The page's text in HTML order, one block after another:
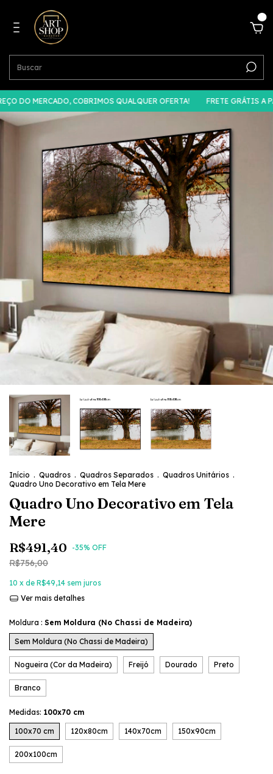
MERCADO, COBRIMOS QUALQUER OFERTA! FRETE GRÁTIS A
Início . Quadros . Quadros Separados . Quadros Unitários .
Quadro Uno Decorativo em Tela Mere
Quadro Uno Decorativo em Tela
Mere
R$491,40 -35% OFF
R$756,00
10 x de R$49,14 sem juros
Ver mais detalhes
Moldura : Sem Moldura (No Chassi de Madeira)
Sem Moldura (No Chassi de Madeira)
Nogueira (Cor da Madeira) Freijó Dourado Preto
Branco
Medidas: 100x70 cm
100x70 cm 120x80cm 140x70cm 150x90cm
200x100cm